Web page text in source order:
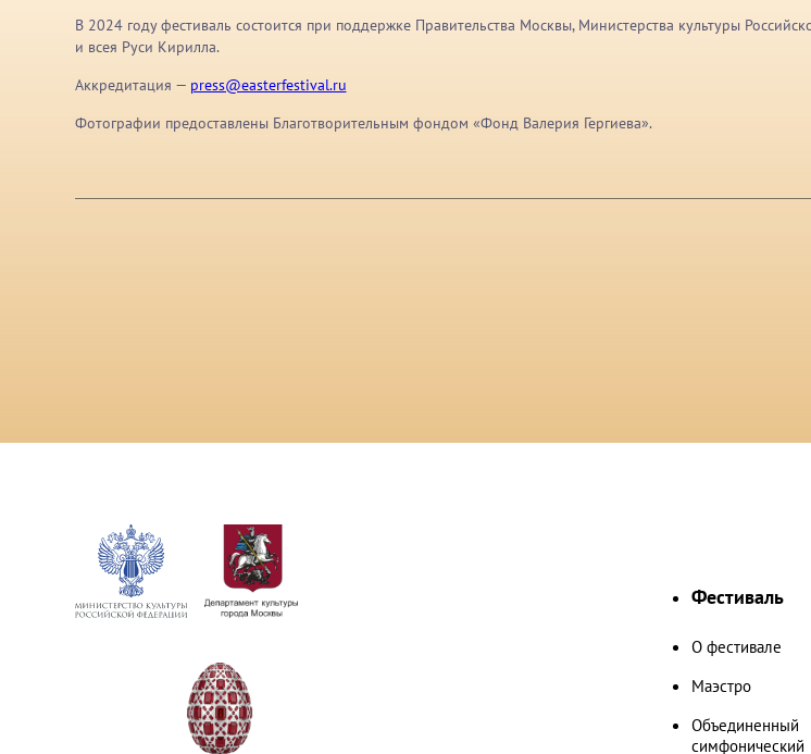
В 2024 году фестиваль состоится при поддержке Правительства Москвы, Министерства культуры
и всея Руси Кирилла.
Аккредитация — press@easterfestival.ru
Фотографии предоставлены Благотворительным фондом «Фонд Валерия Гергиева».
Фестиваль
О фестивале
Маэстро
Объединенный
симфонический